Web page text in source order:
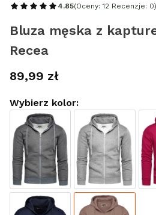
4.85(Oceny: 12 Recenzje: 0)
Bluza męska z
Recea
Cena
89,99 zł
Wybierz kolor: